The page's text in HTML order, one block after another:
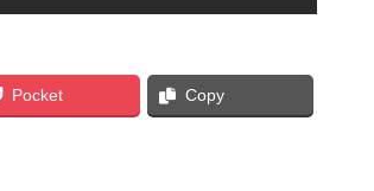
Pocket Copy